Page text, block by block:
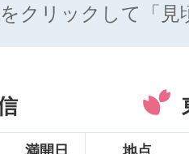
クリックして「見